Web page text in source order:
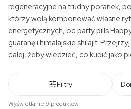
regeneracyjne na trudny poranek,
którzy wolą komponować własne
energetycznych, od party pills
guaranę i himalajskie shilajit.
dalej, żeby wiedzieć, co kupić jako
Filtry
Wyświetlanie 9 produktów